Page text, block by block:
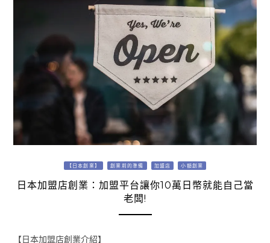
【日本創業】 創業前的準備 加盟店 小額創業
日本加盟店創業：加盟平台讓你10萬日幣就能自己當
老闆!
【日本加盟店創業介紹】